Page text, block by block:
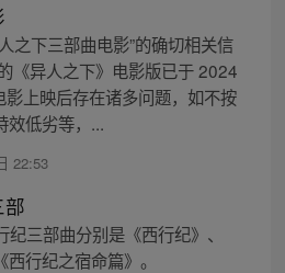
之下三部曲电影”的确切相关信
《异人之下》电影版已于 2024
上映后存在诸多问题，如不按
效低劣等，...
22:53
三部曲分别是《西行纪》、
行纪之宿命篇》。